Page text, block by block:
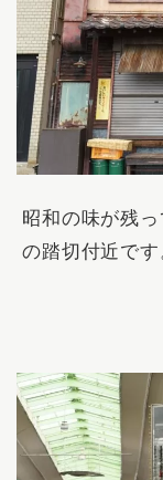
昭和の味が残
の踏切付近で